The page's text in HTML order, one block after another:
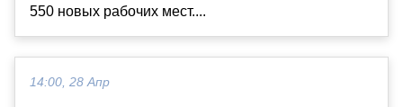
550 новых рабочих мест....
14:00, 28 Апр